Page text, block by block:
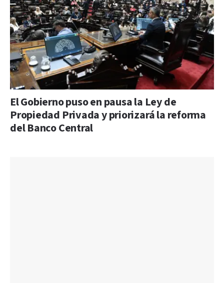
El Gobierno puso en pausa la Ley de
Propiedad Privada y priorizará la reforma
del Banco Central